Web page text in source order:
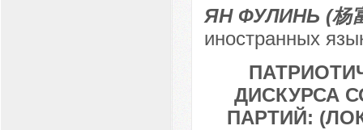
ЯН ФУЛИНЬ (杨
иностранных
ДИСКУРСА
ПАРТИЙ: